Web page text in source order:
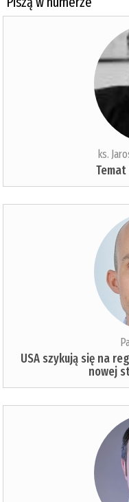
ks.
USA szykują się na
nowej